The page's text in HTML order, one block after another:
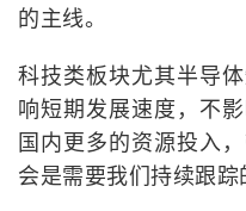
的主线。
科技类板块尤其半导
响短期发展速度，不
国内更多的资源投入
会是需要我们持续跟踪